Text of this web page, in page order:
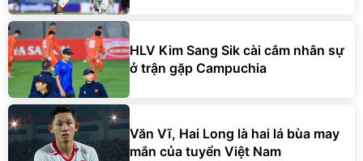
HLV Kim Sang Sik cài cắm nhân sự
ở trận gặp Campuchia
Văn Vĩ, Hai Long là hai lá bùa may
mắn của tuyển Việt Nam